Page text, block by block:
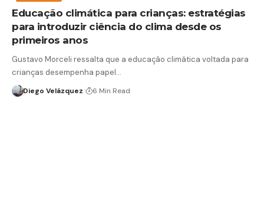
Educação climática para crianças: estratégias
para introduzir ciência do clima desde os
primeiros anos
Gustavo Morceli ressalta que a educação climática voltada para
crianças desempenha papel…
Diego Velázquez 6 Min Read